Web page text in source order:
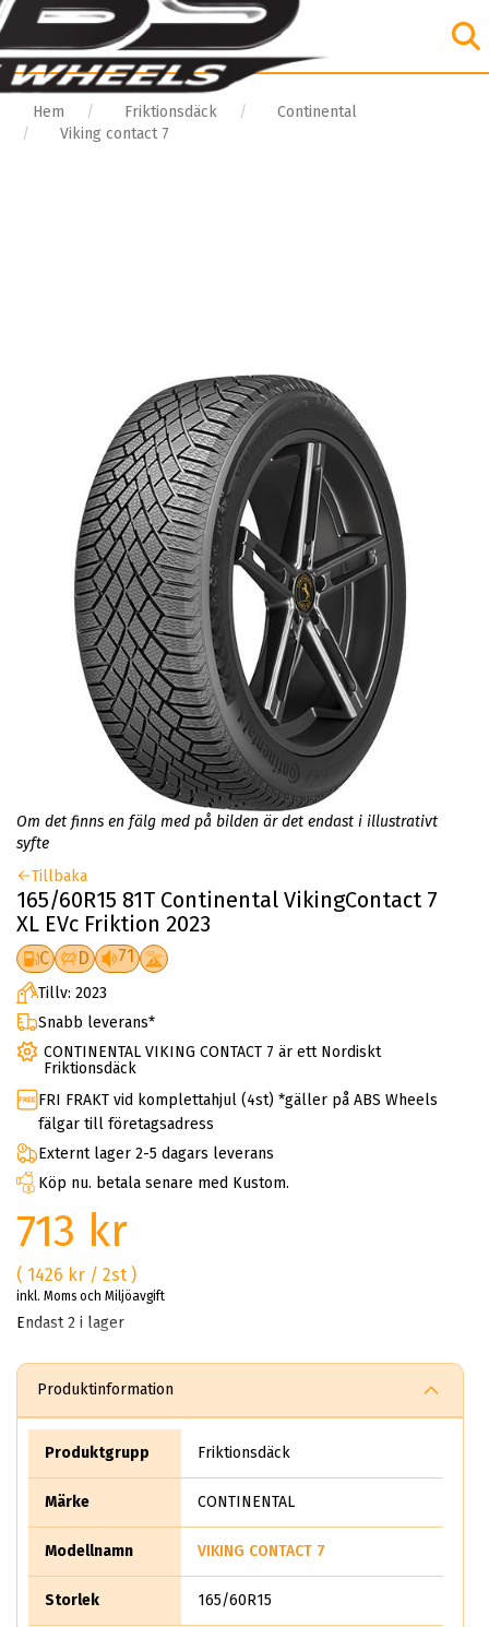
Hem Friktionsdäck
Continental
Viking contact 7
Om det finns en fälg med på bilden är det endast i illustrativt
syfte
Tillbaka
165/60R15 81T Continental VikingContact 7
XL EVc Friktion 2023
C D 71
Tillv: 2023
Snabb leverans*
CONTINENTAL VIKING CONTACT 7 är ett Nordiskt
Friktionsdäck
FRI FRAKT vid komplettahjul (4st) *gäller på ABS Wheels
fälgar till företagsadress
Externt lager 2-5 dagars leverans
Köp nu. betala senare med Kustom.
713 kr
( 1426 kr / 2st )
inkl. Moms och Miljöavgift
Endast 2 i lager
Produktinformation
Produktgrupp Friktionsdäck
Märke CONTINENTAL
Modellnamn VIKING CONTACT 7
Storlek 165/60R15